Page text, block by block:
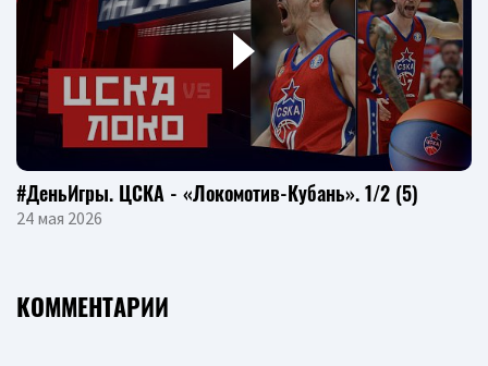
#ДеньИгры. ЦСКА - «Локомотив-Кубань». 1/2 (5)
24 мая 2026
КОММЕНТАРИИ